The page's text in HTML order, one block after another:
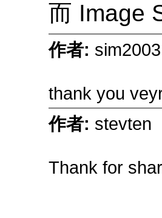
而 Image
作者:
thank you
作者: stevten
Thank for